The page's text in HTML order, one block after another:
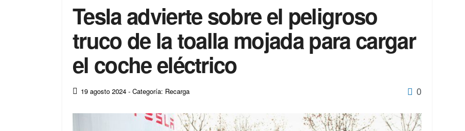
Tesla advierte sobre el peligroso
truco de la toalla mojada para cargar
el coche eléctrico
19 agosto 2024 - Categoría: Recarga 0